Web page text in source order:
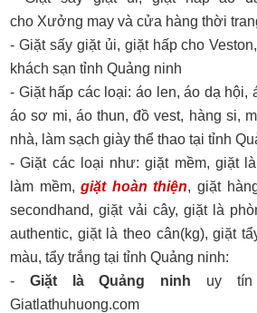
cho Xưởng may và cửa hàng thời
- Giặt sấy giặt ủi, giặt hấp cho
khách sạn tỉnh Quảng ninh
- Giặt hấp các loại: áo len, áo dạ hội,
áo sơ mi, áo thun, đồ vest, hàng si,
nhà, làm sạch giày thể thao tại tỉnh
- Giặt các loại như: giặt mềm, giặt
làm mềm,giặt hoàn thiện, giặt
secondhand, giặt vải cây, giặt là
authentic, giặt là theo cân(kg), giặt
màu, tẩy trắng tại tỉnh Quảng ninh:
- Giặt là Quảng ninh uy tín
Giatlathuhuong.com